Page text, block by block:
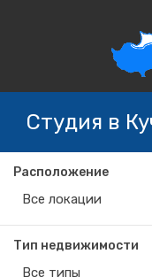
Студия в
Расположение
Все локации
Тип недвижимости
Все типы